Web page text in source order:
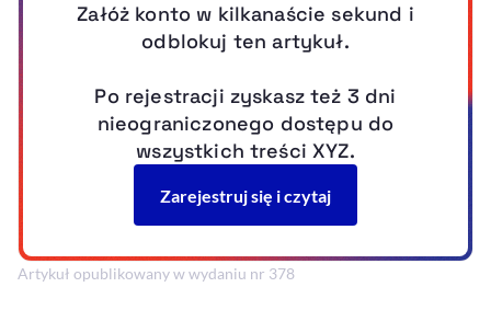
Artykuł opublikowany w wydaniu nr 378